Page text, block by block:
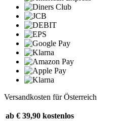
Versandkosten für Österreich
ab € 39,90 kostenlos